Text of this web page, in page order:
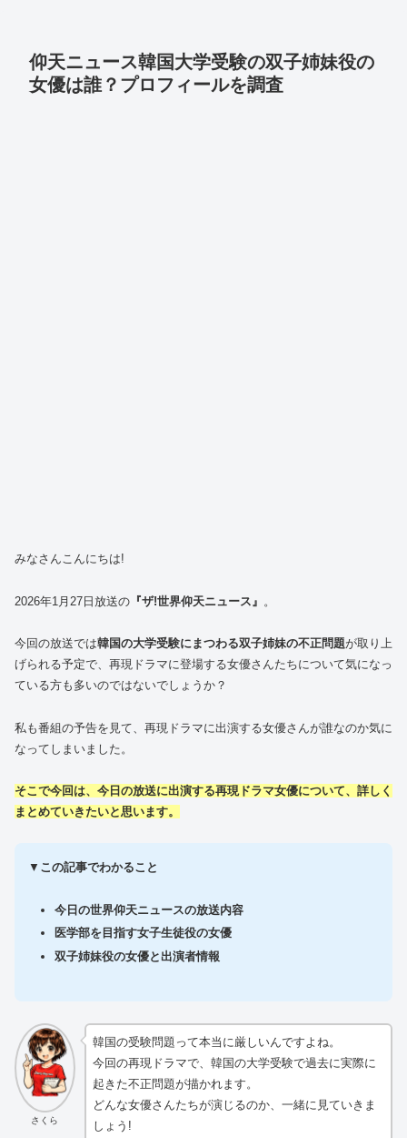
仰天ニュース韓国大学受験の双子姉妹役の
女優は誰？プロフィールを調査
みなさんこんにちは!
2026年1月27日放送の 『ザ!世界仰天ニュース』 。
今回の放送では韓国の大学受験にまつわる双子姉妹の不正問題が取り上
げられる予定で、再現ドラマに登場する女優さんたちについて気になっ
ている方も多いのではないでしょうか？
私も番組の予告を見て、再現ドラマに出演する女優さんが誰なのか気に
なってしまいました。
そこで今回は、今日の放送に出演する再現ドラマ女優について、詳しく
まとめていきたいと思います。
▼ この記事でわかること
今日の世界仰天ニュースの放送内容
医学部を目指す女子生徒役の女優
双子姉妹役の女優と出演者情報
さくら
韓国の受験問題って本当に厳しいんですよね。
今回の再現ドラマで、韓国の大学受験で過去に実際に
起きた不正問題が描かれます。
どんな女優さんたちが演じるのか、一緒に見ていきま
しょう!